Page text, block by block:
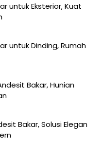
untuk Eksterior, Kuat
untuk Dinding, Rumah
Bakar, Hunian
Bakar, Solusi Elegan